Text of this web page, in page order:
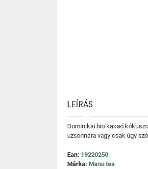
LEÍRÁS
Dominikai bio kakaó
uzsonnára vagy csak úgy
Ean: 19220250
Márka: Manu tea